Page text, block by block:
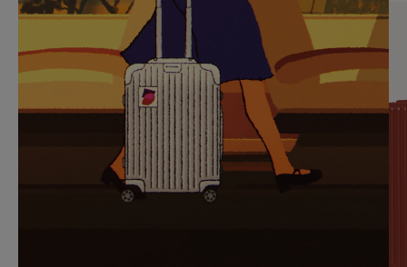
SUR
POUR
METTRE
PAUSE
VEUILLEZ
CLIQUER
POUR
RÉACTIVER
LE
SON